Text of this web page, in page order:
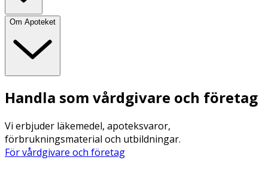
Om Apoteket
Handla som vårdgivare och företag
Vi erbjuder läkemedel, apoteksvaror,
förbrukningsmaterial och utbildningar.
För vårdgivare och företag